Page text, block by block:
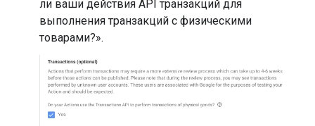
ли ваши действия API транзакций для
выполнения транзакций с физическими
товарами?».